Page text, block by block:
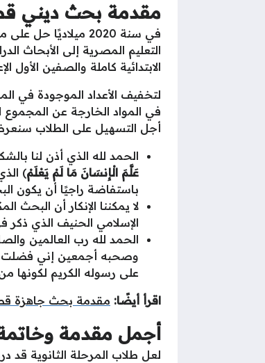
مقدمة بحث ديني
في سنة 2020
التعليم المصرية إلى الأبحاث
الابتدائية كاملة والصفين الأول
لتخفيف الأعداد الموجودة في
في المواد الخارجة عن المجموع
أجل التسهيل على الطلاب
الحمد لله الذي أذن لنا
عَلَّمَ الْإِنسَانَ مَا لَمْ يَعْلَمْ)
باستفاضة راجيًا أن يكون
لا يمكننا الإنكار أن
الإسلامي الحنيف الذي ذكر
الحمد لله رب العالمين
وصحبه أجمعين إني فضلت
على رسوله الكريم لكونها
اقرأ أيضًا: مقدمة بحث جاهزة
أجمل مقدمة وخاتمة
لعل طلاب المرحلة الثانوية